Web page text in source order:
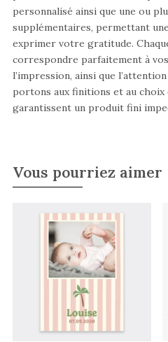
personnalisé ainsi que une ou
supplémentaires, permettant
exprimer votre gratitude.
correspondre parfaitement à
l’impression, ainsi que
portons aux finitions et au choix
garantissent un produit fini
Vous pourriez aimer